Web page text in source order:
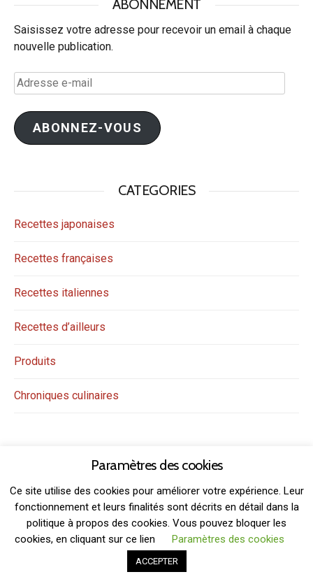
ABONNEMENT
Saisissez votre adresse pour recevoir un email à chaque
nouvelle publication.
Adresse
e-
mail
ABONNEZ-VOUS
CATEGORIES
Recettes japonaises
Recettes françaises
Recettes italiennes
Recettes d’ailleurs
Produits
Chroniques culinaires
THEME: GRIDSBY BY MODERNTHEMES.NET
Paramètres des cookies
Ce site utilise des cookies pour améliorer votre expérience. Leur
fonctionnement et leurs finalités sont décrits en détail dans la
politique à propos des cookies. Vous pouvez bloquer les
cookies, en cliquant sur ce lien
Paramètres des cookies
ACCEPTER